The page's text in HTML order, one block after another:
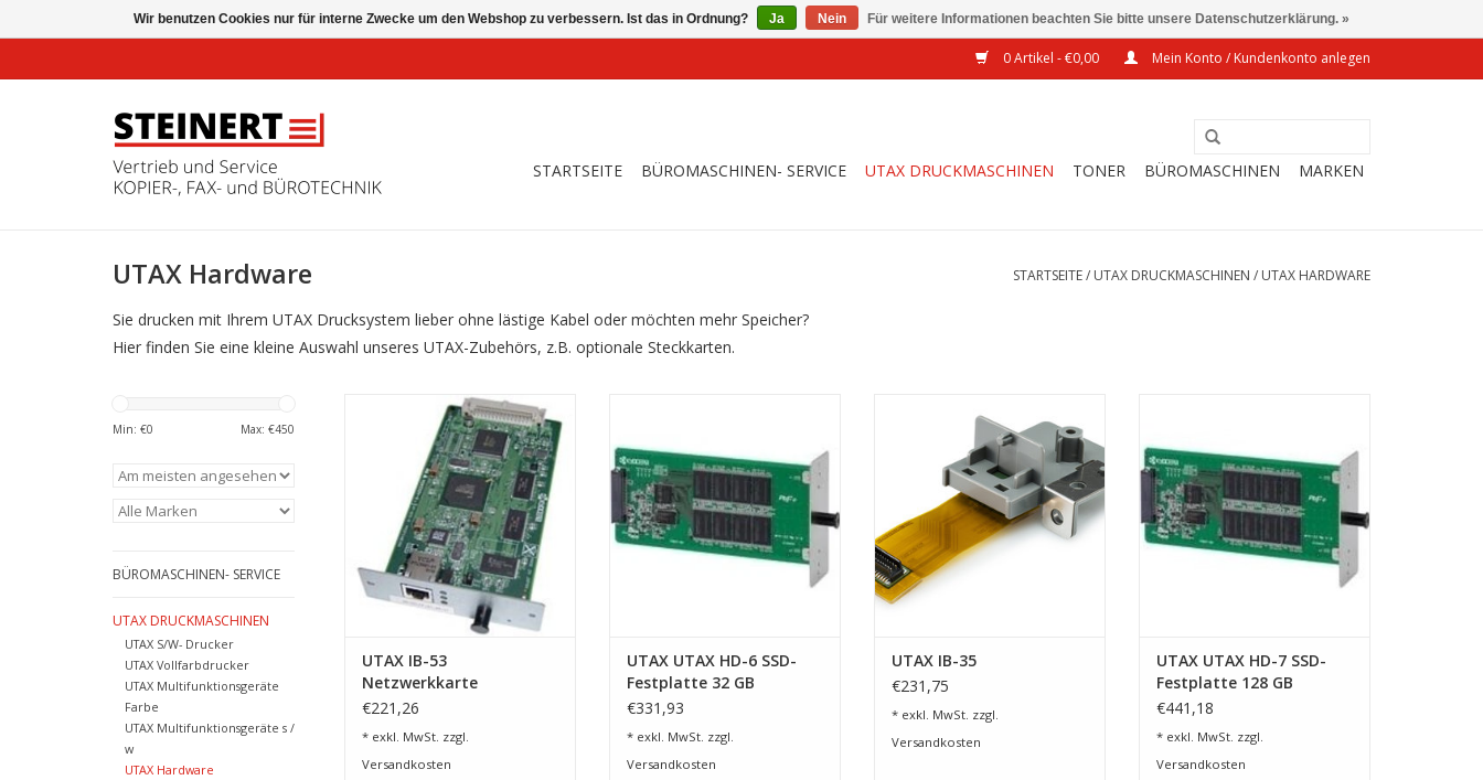
0 Artikel - €0,00 Mein Konto / Kundenkonto anlegen
STARTSEITE BÜROMASCHINEN- SERVICE UTAX DRUCKMASCHINEN TONER BÜROMASCHINEN MARKEN
UTAX Hardware STARTSEITE/ UTAX DRUCKMASCHINEN / UTAX HARDWARE
Sie drucken mit Ihrem UTAX Drucksystem lieber ohne lästige Kabel oder möchten mehr Speicher?
Hier finden Sie eine kleine Auswahl unseres UTAX-Zubehörs, z.B. optionale Steckkarten.
Min: €0 Max: €450
BÜROMASCHINEN- SERVICE
UTAX DRUCKMASCHINEN
UTAX S/W- Drucker
UTAX Vollfarbdrucker
UTAX Multifunktionsgeräte
Farbe
UTAX Multifunktionsgeräte s /
w
UTAX Hardware
Gigabit Ethernet Netzwerkkarte IB
53
ZUM WARENKORB HINZUFÜGEN
UTAX IB-53
Netzwerkkarte
€221,26
* exkl. MwSt. zzgl.
Versandkosten
ZUM WARENKORB HINZUFÜGEN
UTAX UTAX HD-6 SSD-
Festplatte 32 GB
€331,93
* exkl. MwSt. zzgl.
Versandkosten
ZUM WARENKORB HINZUFÜGEN
UTAX IB-35
€231,75
* exkl. MwSt. zzgl.
Versandkosten
ZUM WARENKORB HINZUFÜGEN
UTAX UTAX HD-7 SSD-
Festplatte 128 GB
€441,18
* exkl. MwSt. zzgl.
Versandkosten
Wir benutzen Cookies nur für interne Zwecke um den Webshop zu verbessern. Ist das in Ordnung? Ja Nein Für weitere Informationen beachten Sie bitte unsere Datenschutzerklärung. »